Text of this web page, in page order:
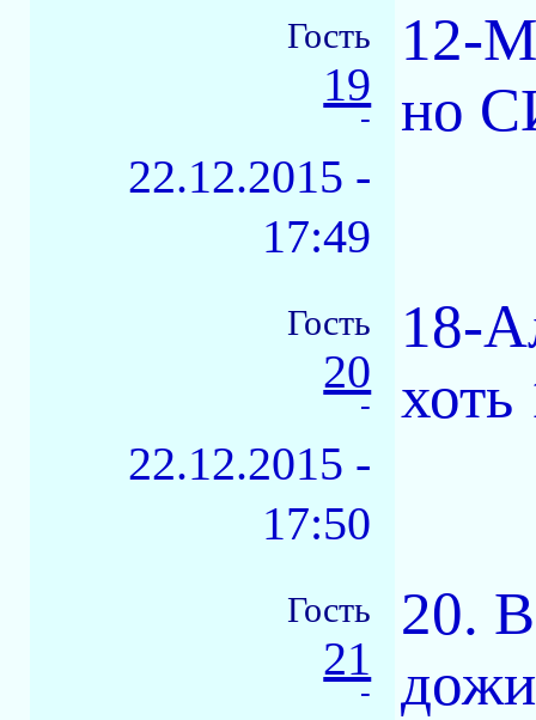
Гость
19
-
22.12.2015 -
17:49
12-
но
Гость
20
-
22.12.2015 -
17:50
18-
Гость
21
-
20.